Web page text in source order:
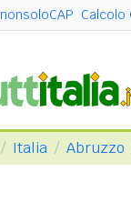
nonsoloCAP Calcolo
Italia Abruzzo